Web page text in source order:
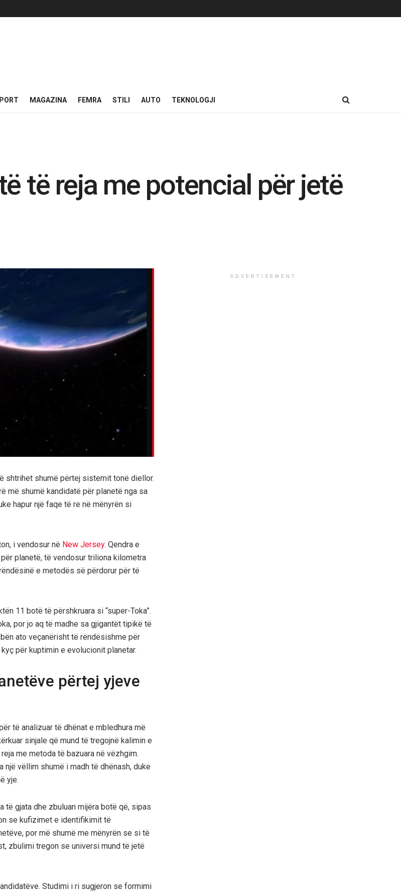
MAGAZINA FEMRA STILI AUTO TEKNOLOGJI
të reja me potencial për jetë
shtrihet shumë përtej sistemit tonë diellor.
më shumë kandidatë për planetë nga sa
hapur një faqe të re në mënyrën si
i vendosur në New Jersey. Qendra e
planetë, të vendosur triliona kilometra
e metodës së përdorur për të
11 botë të përshkruara si “super-Toka”.
por jo aq të madhe sa gjigantët tipikë të
ato veçanërisht të rëndësishme për
për kuptimin e evolucionit planetar.
përtej yjeve
të analizuar të dhënat e mbledhura më
sinjale që mund të tregojnë kalimin e
me metoda të bazuara në vëzhgim.
një vëllim shumë i madh të dhënash, duke
yje.
të gjata dhe zbuluan mijëra botë që, sipas
se kufizimet e identifikimit të
por më shumë me mënyrën se si të
zbulimi tregon se universi mund të jetë
Studimi i ri sugjeron se formimi
ADVERTISEMENT